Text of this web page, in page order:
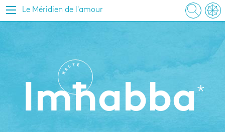
Le Méridien de l'amour
Imħabba
M
A
L T E